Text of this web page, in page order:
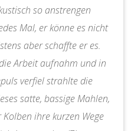
so anstrengen
Mal, er könne es nicht
aber schaffte er es.
Arbeit aufnahm und in
verfiel strahlte die
satte, bassige Mahlen,
ihre kurzen Wege